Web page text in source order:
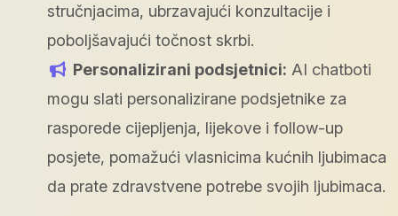
stručnjacima, ubrzavajući konzultacije i
poboljšavajući točnost skrbi.
Personalizirani podsjetnici: AI chatboti
mogu slati personalizirane podsjetnike za
rasporede cijepljenja, lijekove i follow-up
posjete, pomažući vlasnicima kućnih ljubimaca
da prate zdravstvene potrebe svojih ljubimaca.